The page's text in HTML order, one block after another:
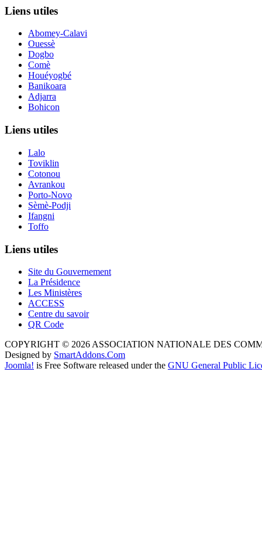
Liens utiles
Abomey-Calavi
Ouessè
Dogbo
Comè
Houéyogbé
Banikoara
Adjarra
Bohicon
Liens utiles
Lalo
Toviklin
Cotonou
Avrankou
Porto-Novo
Sèmè-Podji
Ifangni
Toffo
Liens utiles
Site du Gouvernement
La Présidence
Les Ministères
ACCESS
Centre du savoir
QR Code
COPYRIGHT © 2026 ASSOCIATION NATIONALE DES
Designed by SmartAddons.Com
Joomla! is Free Software released under the GNU General Public